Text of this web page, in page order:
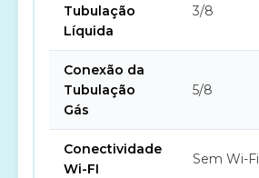
Tubulação
Líquida
3/8
Conexão da
Tubulação
Gás
5/8
Conectividade
Wi-FI
Sem Wi-Fi